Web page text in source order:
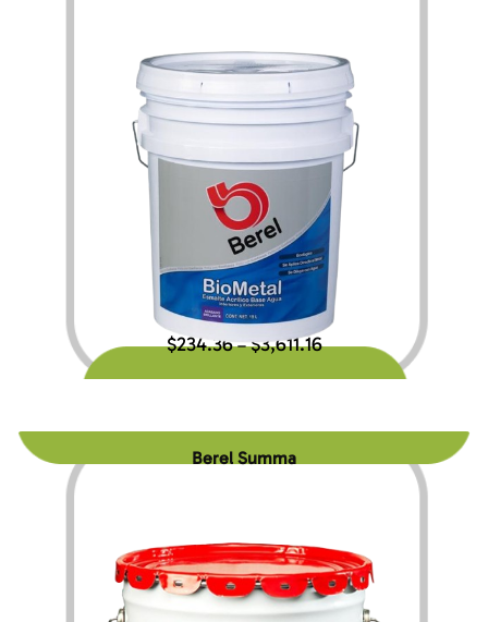
$234.36–$3,611.16
Berel Summa